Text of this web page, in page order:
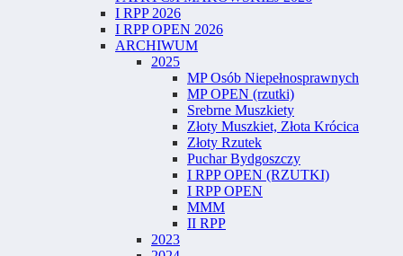
I RPP 2026
I RPP OPEN 2026
ARCHIWUM
2025
MP Osób Niepełnosprawnych
MP OPEN (rzutki)
Srebrne Muszkiety
Złoty Muszkiet, Złota Krócica
Złoty Rzutek
Puchar Bydgoszczy
I RPP OPEN (RZUTKI)
I RPP OPEN
MMM
II RPP
2023